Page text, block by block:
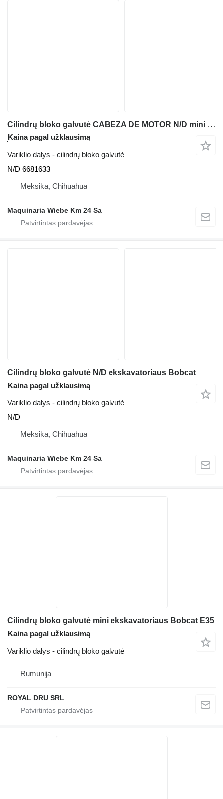
Cilindrų bloko galvutė CABEZA DE MOTOR N/D mini ekskavatoriaus Bobcat
Kaina pagal užklausimą
Variklio dalys - cilindrų bloko galvutė
N/D 6681633
Meksika, Chihuahua
Maquinaria Wiebe Km 24 Sa
Cilindrų bloko galvutė N/D ekskavatoriaus Bobcat
Kaina pagal užklausimą
Variklio dalys - cilindrų bloko galvutė
N/D
Meksika, Chihuahua
Maquinaria Wiebe Km 24 Sa
Cilindrų bloko galvutė mini ekskavatoriaus Bobcat E35
Kaina pagal užklausimą
Variklio dalys - cilindrų bloko galvutė
Rumunija
ROYAL DRU SRL